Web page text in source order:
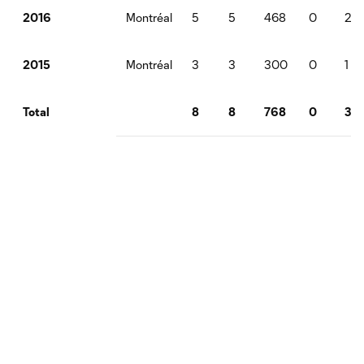
2016 Montréal 5 5 468 0 2
2015 Montréal 3 3 300 0 1
Total 8 8 768 0 3